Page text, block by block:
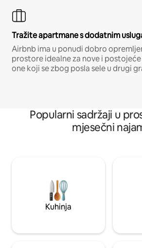
Tražite apartmane s dodatnim
Airbnb ima u ponudi dobro
prostore idealne za nove i
one koji se zbog posla sele u drugi
Popularni sadržaji u
mjesečni
Kuhinja